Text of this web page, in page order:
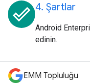
done_outline 4. Şartlar
Android
edinin.
EMM Topluluğu